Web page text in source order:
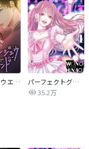
シンジュウエンド【タテヨミ】
パーフェクトグリッター
35.2万